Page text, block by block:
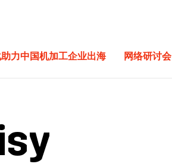
力中国机加工企业出海 网络研讨会